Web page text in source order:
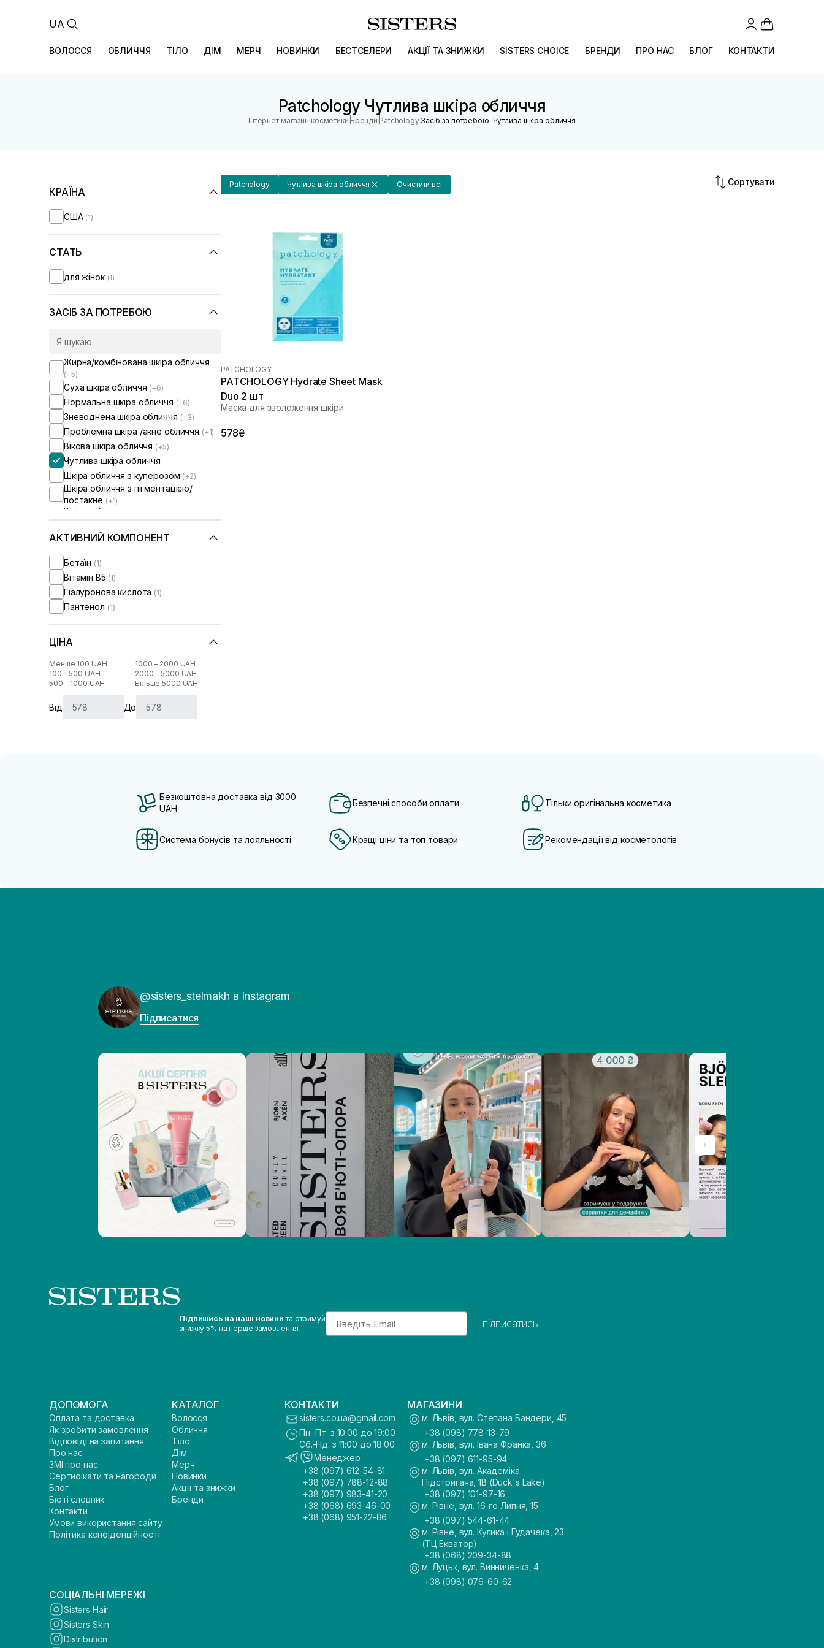
UA
ВОЛОССЯ ОБЛИЧЧЯ ТІЛО ДІМ МЕРЧ НОВИНКИ БЕСТСЕЛЕРИ АКЦІЇ ТА ЗНИЖКИ SISTERS CHOICE БРЕНДИ ПРО НАС БЛОГ КОНТАКТИ
Patchology Чутлива шкіра обличчя
Інтернет магазин косметики |Бренди |Patchology|Засіб за потребою: Чутлива шкіра обличчя
КРАЇНА
США (1)
СТАТЬ
для жінок (1)
ЗАСІБ ЗА ПОТРЕБОЮ
Жирна/комбінована шкіра обличчя
(+5)
Суха шкіра обличчя (+6)
Нормальна шкіра обличчя (+6)
Зневоднена шкіра обличчя (+3)
Проблемна шкіра /акне обличчя (+1)
Вікова шкіра обличчя (+5)
Чутлива шкіра обличчя
Шкіра обличчя з куперозом (+2)
Шкіра обличчя з пігментацією/
постакне (+1)
Шкіра обличчя з розширеними
порами
Шкіра обличчя з порушеним
Шкіра обличчя з порушеним
мікробіомом
Проти набряків
Від синців під очима (+8)
АКТИВНИЙ КОМПОНЕНТ
Бетаїн (1)
Вітамін B5 (1)
Гіалуронова кислота (1)
Пантенол (1)
ЦІНА
Менше 100 UAH
100 – 500 UAH
500 – 1000 UAH
1000 – 2000 UAH
2000 – 5000 UAH
Більше 5000 UAH
Від До
Patchology Чутлива шкіра обличчя Очистити всі Сортувати
PATCHOLOGY
PATCHOLOGY Hydrate Sheet Mask
Duo 2 шт
Маска для зволоження шкіри
578₴
Безкоштовна доставка від 3000
UAH
Безпечні способи оплати Тільки оригінальна косметика
Система бонусів та лояльності Кращі ціни та топ товари Рекомендації від косметологів
@sisters_stelmakh в Instagram
Підписатися
Підпишись на наші новини та отримуй
знижку 5% на перше замовлення
Email
підписатись
ДОПОМОГА
Оплата та доставка
Як зробити замовлення
Відповіді на запитання
Про нас
ЗМІ про нас
Сертифікати та нагороди
Блог
Бюті словник
Контакти
Умови використання сайту
Політика конфіденційності
КАТАЛОГ
Волосся
Обличчя
Тіло
Дім
Мерч
Новинки
Акції та знижки
Бренди
КОНТАКТИ
sisters.co.ua@gmail.com
Пн.-Пт. з 10:00 до 19:00
Сб.-Нд. з 11:00 до 18:00
Менеджер
+38 (097) 612-54-81
+38 (097) 788-12-88
+38 (097) 983-41-20
+38 (068) 693-46-00
+38 (068) 951-22-86
МАГАЗИНИ
м. Львів, вул. Степана Бандери, 45
+38 (098) 778-13-79
м. Львів, вул. Івана Франка, 36
+38 (097) 611-95-94
м. Львів, вул. Академіка
Підстригача, 1В (Duck's Lake)
+38 (097) 101-97-16
м. Рівне, вул. 16-го Липня, 15
+38 (097) 544-61-44
м. Рівне, вул. Кулика і Гудачека, 23
(ТЦ Екватор)
+38 (068) 209-34-88
м. Луцьк, вул. Винниченка, 4
+38 (098) 076-60-62
СОЦІАЛЬНІ МЕРЕЖІ
Sisters Hair
Sisters Skin
Distribution